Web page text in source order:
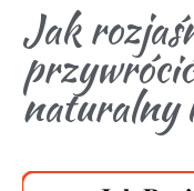
Jak
naturalny